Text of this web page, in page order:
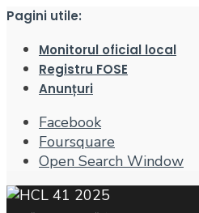
Pagini utile:
Monitorul oficial local
Registru FOSE
Anunțuri
Facebook
Foursquare
Open Search Window